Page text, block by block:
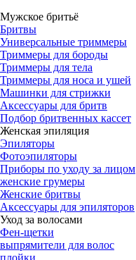
Мужское бритьё
Бритвы
Универсальные триммеры
Триммеры для бороды
Триммеры для тела
Триммеры для носа и ушей
Машинки для стрижки
Аксессуары для бритв
Подбор бритвенных кассет
Женская эпиляция
Эпиляторы
Фотоэпиляторы
Приборы по уходу за лицом
женские грумеры
Женские бритвы
Аксессуары для эпиляторов
Уход за волосами
Фен-щетки
выпрямители для волос
плойки